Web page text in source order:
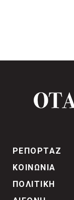
ΡΕΠΟΡΤΑΖ
ΚΟΙΝΩΝΙΑ
ΠΟΛΙΤΙΚΗ